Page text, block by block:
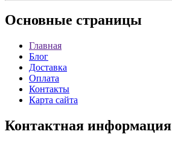
Основные страницы
Главная
Блог
Доставка
Оплата
Контакты
Карта сайта
Контактная информация